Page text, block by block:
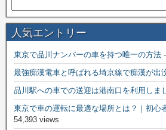
人気エントリー
東京で品川ナンバーの車を持つ唯一の方法
最強痴漢電車と呼ばれる埼京線で痴漢が出
品川駅への車での送迎は港南口を利用しま
東京で車の運転に最適な場所とは？｜初心
54,393 views